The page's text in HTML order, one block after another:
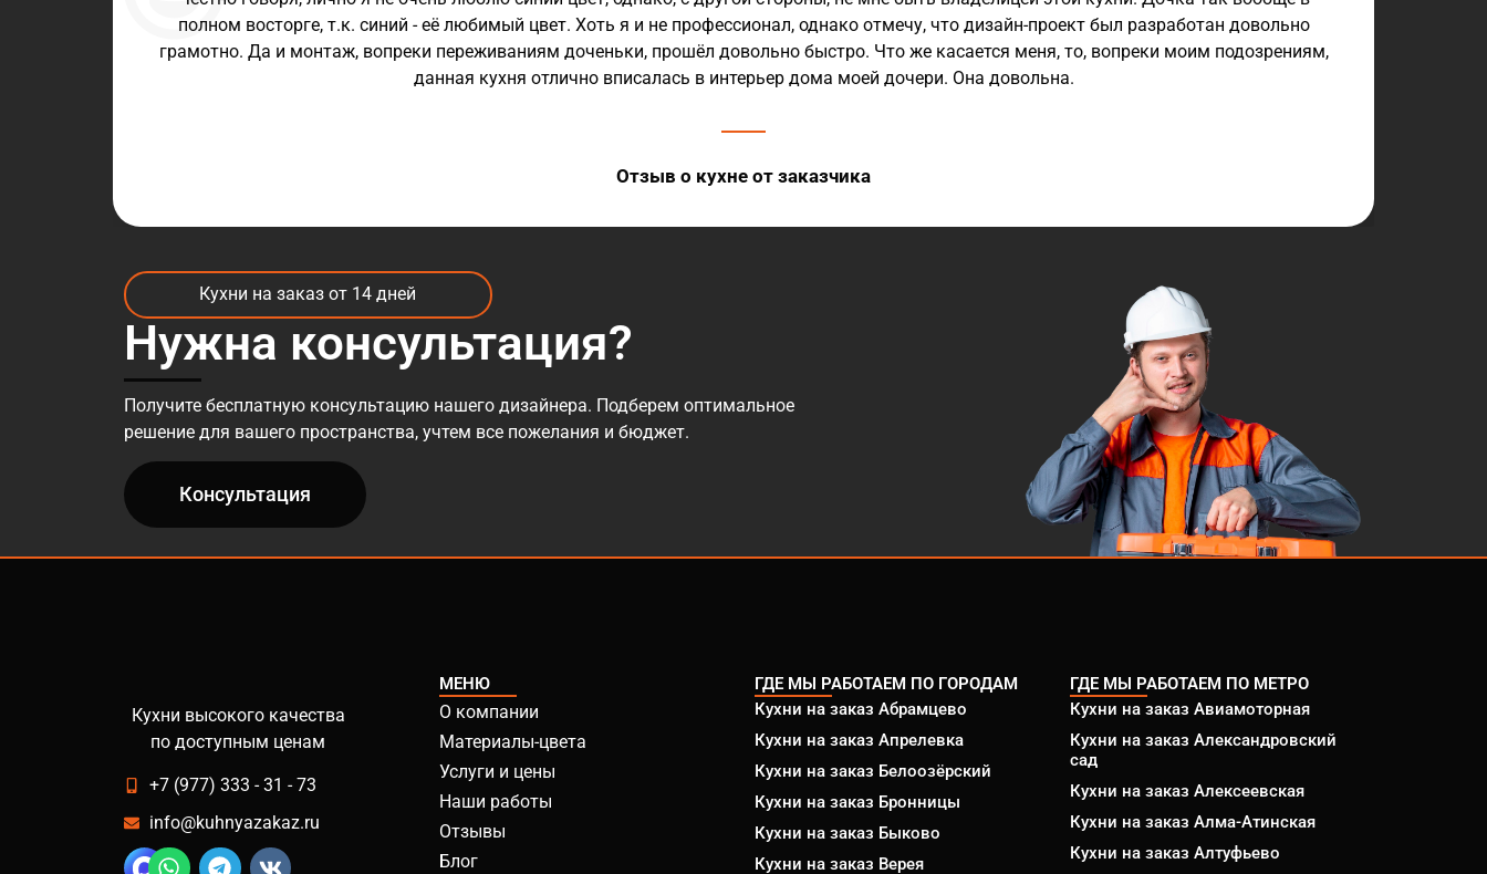
полном восторге, т.к. синий - её любимый цвет. Хоть я и не профессионал, однако отмечу, что дизайн-проект был разработан довольно
грамотно. Да и монтаж, вопреки переживаниям доченьки, прошёл довольно быстро. Что же касается меня, то, вопреки моим подозрениям,
данная кухня отлично вписалась в интерьер дома моей дочери. Она довольна.
Отзыв о кухне от заказчика
Кухни на заказ от 14 дней
Нужна консультация?
Получите бесплатную консультацию нашего дизайнера. Подберем оптимальное
решение для вашего пространства, учтем все пожелания и бюджет.
Консультация
Кухни высокого качества
по доступным ценам
+7 (977) 333 - 31 - 73
info@kuhnyazakaz.ru
МЕНЮ
О компании
Материалы-цвета
Услуги и цены
Наши работы
Отзывы
Блог
ГДЕ МЫ РАБОТАЕМ ПО ГОРОДАМ
Кухни на заказ Абрамцево
Кухни на заказ Апрелевка
Кухни на заказ Белоозёрский
Кухни на заказ Бронницы
Кухни на заказ Быково
Кухни на заказ Верея
ГДЕ МЫ РАБОТАЕМ ПО МЕТРО
Кухни на заказ Авиамоторная
Кухни на заказ Александровский
сад
Кухни на заказ Алексеевская
Кухни на заказ Алма-Атинская
Кухни на заказ Алтуфьево